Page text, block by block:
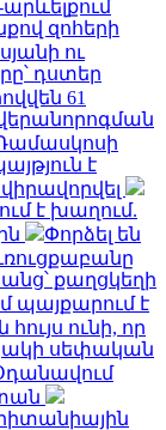
զոհերի
ու
դստեր
61
է
վիրավորվել
է խաղում.
Փորձել են
քաղցկեղի
պայքարում է
հույս ունի, որ
սեփական